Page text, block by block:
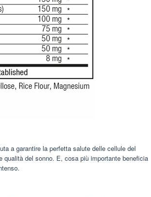
a garantire la perfetta salute delle cellule del
del sonno. E, cosa più importante beneficia